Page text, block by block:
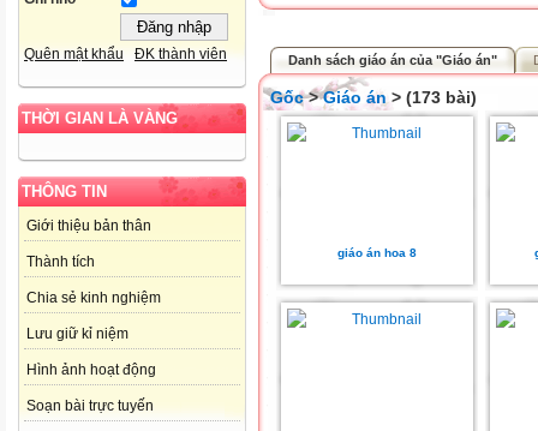
Quên mật khẩu ĐK thành viên
THỜI GIAN LÀ VÀNG
THÔNG TIN
Giới thiệu bản thân
Thành tích
Chia sẻ kinh nghiệm
Lưu giữ kỉ niệm
Hình ảnh hoạt động
Soạn bài trực tuyến
Danh sách giáo án của "Giáo án"
Gốc>Giáo án > (173 bài)
giáo án hoa 8